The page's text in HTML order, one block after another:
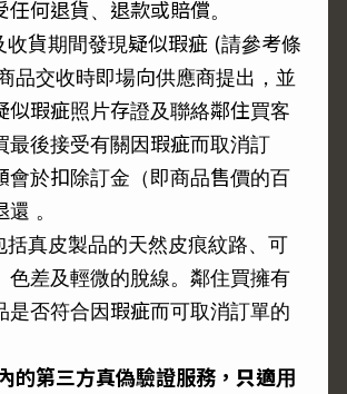
任何退貨、退款或賠償。
收貨期間發現疑似瑕疵 (請參考條
品交收時即場向供應商提出，並
似瑕疵照片存證及聯絡鄰住買客
最後接受有關因瑕疵而取消訂
會於扣除訂金（即商品售價的百
還 。
括真皮製品的天然皮痕紋路、可
色差及輕微的脫線。鄰住買擁有
是否符合因瑕疵而可取消訂單的
的第三方真偽驗證服務， 只適用